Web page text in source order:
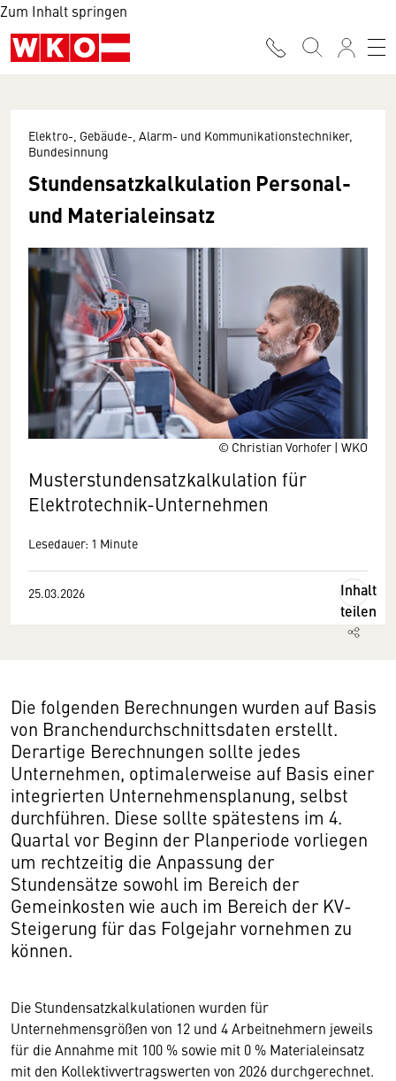
Zum Inhalt springen
© Christian Vorhofer | WKO
Elektro-, Gebäude-, Alarm- und Kommunikationstechniker,
Bundesinnung
Stundensatzkalkulation Personal-
und Materialeinsatz
Musterstundensatzkalkulation für
Elektrotechnik-Unternehmen
Lesedauer: 1 Minute
25.03.2026
Inhalt
teilen
Die folgenden Berechnungen wurden auf Basis
von Branchendurchschnittsdaten erstellt.
Derartige Berechnungen sollte jedes
Unternehmen, optimalerweise auf Basis einer
integrierten Unternehmensplanung, selbst
durchführen. Diese sollte spätestens im 4.
Quartal vor Beginn der Planperiode vorliegen
um rechtzeitig die Anpassung der
Stundensätze sowohl im Bereich der
Gemeinkosten wie auch im Bereich der KV-
Steigerung für das Folgejahr vornehmen zu
können.
Die Stundensatzkalkulationen wurden für
Unternehmensgrößen von 12 und 4 Arbeitnehmern jeweils
für die Annahme mit 100 % sowie mit 0 % Materialeinsatz
mit den Kollektivvertragswerten von 2026 durchgerechnet.